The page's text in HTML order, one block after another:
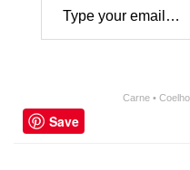
Carne • Coelho
Save